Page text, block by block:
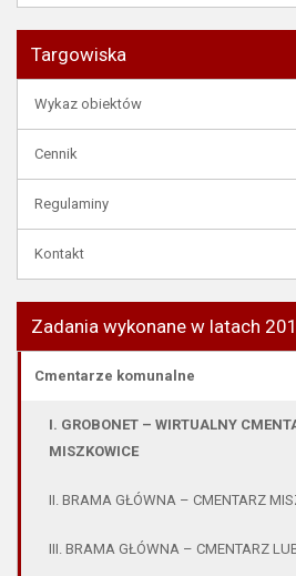
Targowiska
Wykaz obiektów
Cennik
Regulaminy
Kontakt
Zadania wykonane w latach
Cmentarze komunalne
I. GROBONET – WIRTUALNY
MISZKOWICE
II. BRAMA GŁÓWNA – CMENTARZ
III. BRAMA GŁÓWNA – CMENTARZ